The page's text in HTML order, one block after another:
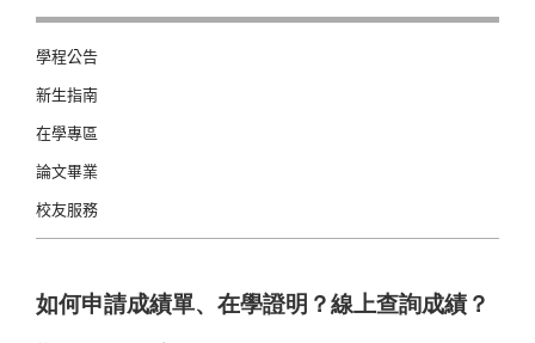
學程公告
新生指南
在學專區
論文畢業
校友服務
如何申請成績單、在學證明？線上查詢成績？